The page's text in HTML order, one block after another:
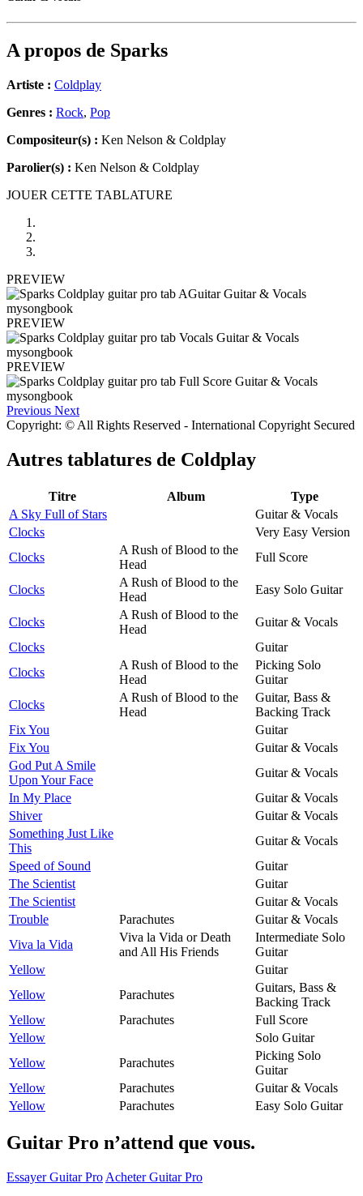
A propos de Sparks
Artiste : Coldplay
Genres : Rock, Pop
Compositeur(s) : Ken Nelson & Coldplay
Parolier(s) : Ken Nelson & Coldplay
JOUER CETTE TABLATURE
PREVIEW
PREVIEW
PREVIEW
Previous Next
Copyright: © All Rights Reserved - International Copyright Secured
Autres tablatures de Coldplay
Titre Album
Type
A Sky Full of Stars
Guitar & Vocals
Clocks
Very Easy Version
Clocks
A Rush of Blood to the
Head
Full Score
Clocks
A Rush of Blood to the
Head
Easy Solo Guitar
Clocks
A Rush of Blood to the
Head
Guitar & Vocals
Clocks
Guitar
Clocks
A Rush of Blood to the
Head
Picking Solo
Guitar
Clocks
A Rush of Blood to the
Head
Guitar, Bass &
Backing Track
Fix You
Guitar
Fix You
Guitar & Vocals
God Put A Smile
Upon Your Face
Guitar & Vocals
In My Place
Guitar & Vocals
Shiver
Guitar & Vocals
Something Just Like
This
Guitar & Vocals
Speed of Sound
Guitar
The Scientist
Guitar
The Scientist
Guitar & Vocals
Trouble
Parachutes
Guitar & Vocals
Viva la Vida
Viva la Vida or Death
and All His Friends
Intermediate Solo
Guitar
Yellow
Guitar
Yellow
Parachutes
Guitars, Bass &
Backing Track
Yellow
Parachutes
Full Score
Yellow
Solo Guitar
Yellow
Parachutes
Picking Solo
Guitar
Yellow
Parachutes
Guitar & Vocals
Yellow
Parachutes Easy Solo Guitar
Guitar Pro n’attend que vous.
Essayer Guitar Pro Acheter Guitar Pro